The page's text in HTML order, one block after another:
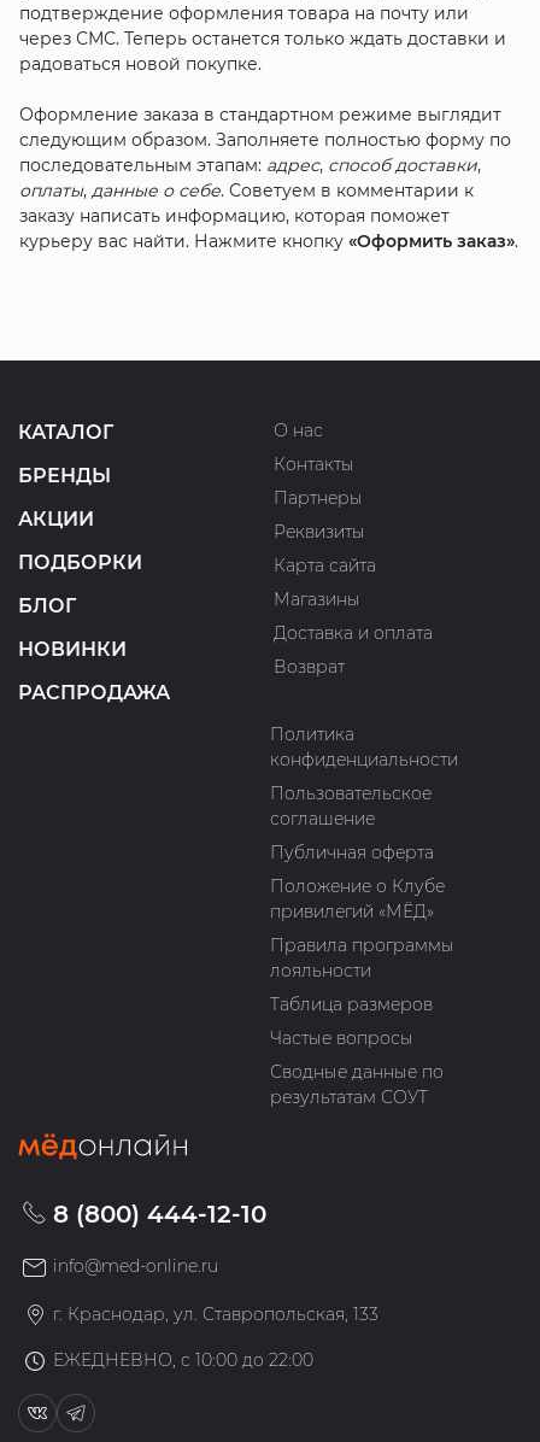
подтверждение оформления товара на почту или
через СМС. Теперь останется только ждать доставки и
радоваться новой покупке.
Оформление заказа в стандартном режиме выглядит
следующим образом. Заполняете полностью форму по
последовательным этапам: адрес, способ доставки,
оплаты, данные о себе. Советуем в комментарии к
заказу написать информацию, которая поможет
курьеру вас найти. Нажмите кнопку «Оформить заказ».
КАТАЛОГ
БРЕНДЫ
АКЦИИ
ПОДБОРКИ
БЛОГ
НОВИНКИ
РАСПРОДАЖА
О нас
Контакты
Партнеры
Реквизиты
Карта сайта
Магазины
Доставка и оплата
Возврат
Политика
конфиденциальности
Пользовательское
соглашение
Публичная оферта
Положение о Клубе
привилегий «МЁД»
Правила программы
лояльности
Таблица размеров
Частые вопросы
Сводные данные по
результатам СОУТ
8 (800) 444-12-10
info@med-online.ru
г. Краснодар, ул. Ставропольская, 133
ЕЖЕДНЕВНО, с 10:00 до 22:00